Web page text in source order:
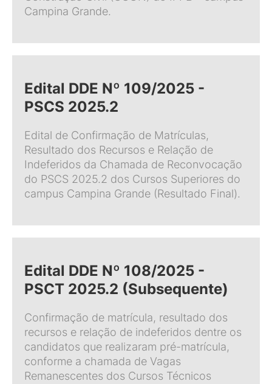
Campina Grande.
Edital DDE Nº 109/2025 -
PSCS 2025.2
Edital de Confirmação de Matrículas,
Resultado dos Recursos e Relação de
Indeferidos da Chamada de Reconvocação
do PSCS 2025.2 dos Cursos Superiores do
campus Campina Grande (Resultado Final).
Edital DDE Nº 108/2025 -
PSCT 2025.2 (Subsequente)
Confirmação de matrícula, resultado dos
recursos e relação de indeferidos dentre os
candidatos que realizaram pré-matrícula,
conforme a chamada de Vagas
Remanescentes dos Cursos Técnicos